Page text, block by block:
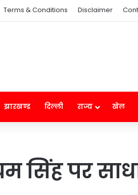
Terms & Conditions Disclaimer
झारखण्ड दिल्ली राज्य खेल
सिंह पर